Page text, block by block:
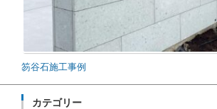
笏谷石施工事例
カテゴリー